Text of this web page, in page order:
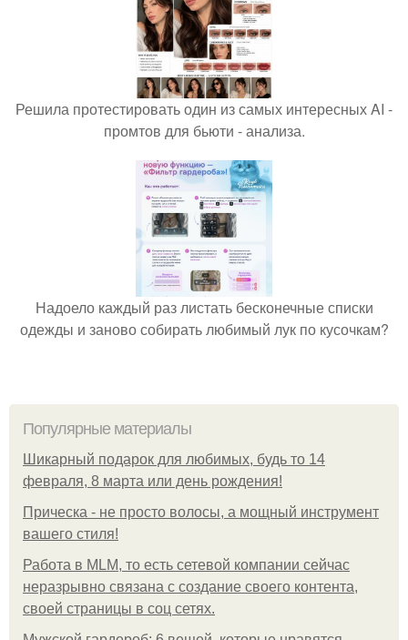
Решила протестировать один из самых интересных AI -
промтов для бьюти - анализа.
Надоело каждый раз листать бесконечные списки
одежды и заново собирать любимый лук по кусочкам?
Популярные материалы
Шикарный подарок для любимых, будь то 14
февраля, 8 марта или день рождения!
Прическа - не просто волосы, а мощный инструмент
вашего стиля!
Работа в MLM, то есть сетевой компании сейчас
неразрывно связана с создание своего контента,
своей страницы в соц сетях.